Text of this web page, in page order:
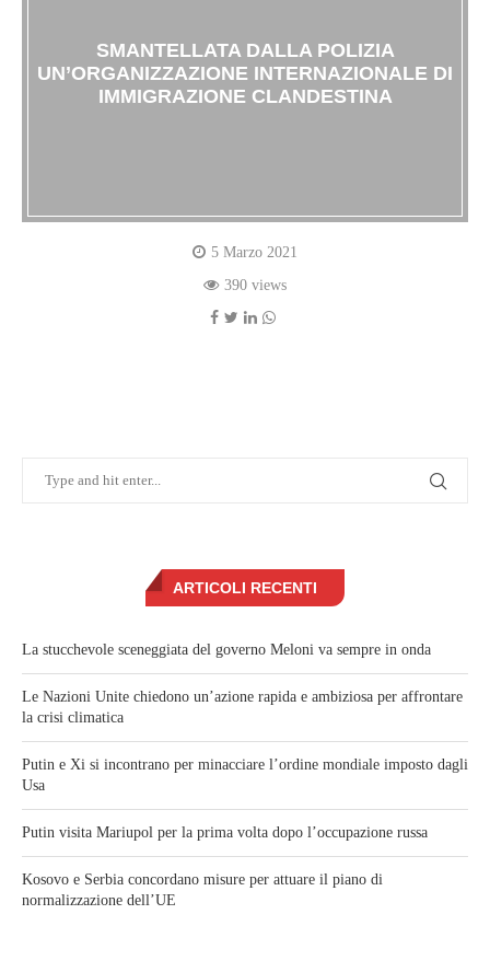
SMANTELLATA DALLA POLIZIA
UN’ORGANIZZAZIONE INTERNAZIONALE DI
IMMIGRAZIONE CLANDESTINA
5 Marzo 2021
390 views
ARTICOLI RECENTI
La stucchevole sceneggiata del governo Meloni va sempre in onda
Le Nazioni Unite chiedono un’azione rapida e ambiziosa per affrontare
la crisi climatica
Putin e Xi si incontrano per minacciare l’ordine mondiale imposto dagli
Usa
Putin visita Mariupol per la prima volta dopo l’occupazione russa
Kosovo e Serbia concordano misure per attuare il piano di
normalizzazione dell’UE